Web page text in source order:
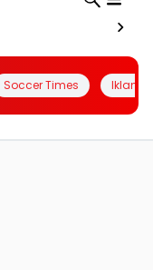
Soccer Times Iklanin